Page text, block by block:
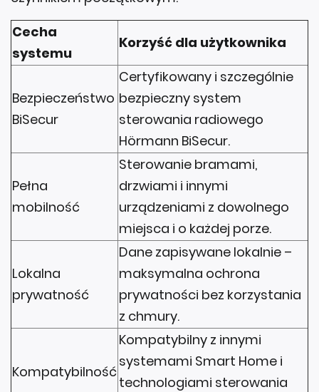
Cecha
systemu
Korzyść dla użytkownika
Bezpieczeństwo
BiSecur
Certyfikowany i szczególnie
bezpieczny system
sterowania radiowego
Hörmann BiSecur.
Pełna
mobilność
Sterowanie bramami,
drzwiami i innymi
urządzeniami z dowolnego
miejsca i o każdej porze.
Lokalna
prywatność
Dane zapisywane lokalnie –
maksymalna ochrona
prywatności bez korzystania
z chmury.
Kompatybilność
Kompatybilny z innymi
systemami Smart Home i
technologiami sterowania